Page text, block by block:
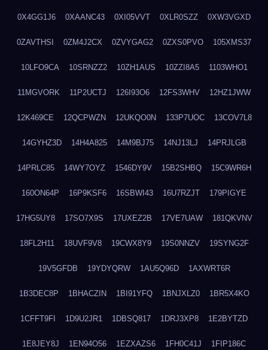
0X4GG1J6 0XAANC43 0XI05VVT 0XLR0SZZ 0XW3VGXD
0ZAVTHSI 0ZM4J2CX 0ZVYGAG2 0ZXS0PVO 105XMS37
10LFO9CA 10SRNZZ2 10ZH1AUS 10ZZI8A5 1103WHO1
11MGVORK 11P2UCTJ 126I93O6 12FS3WHV 12HZ1JWW
12K469CE 12QCPWZN 12UKQO0N 133P7UOC 13COV7L8
14GYHZ3D 14H4A825 14M9BJ75 14NJ13LJ 14PRJLGB
14PRLC85 14WY7OYZ 1546DY9V 15B2SHBQ 15C9WR6H
160ON64P 16P9KSF6 16SBWI43 16U7RZJT 179PIGYE
17HG5UY8 17SO7X9S 17UXEZ2B 17VE7UAW 181QKVNV
18FL2H11 18UVF9V8 19CWX8Y9 19S0NNZV 19SYNG2F
19V5GFDB 19YDYQRW 1AU5Q96D 1AXWRT6R
1B3DEC8P 1BHACZIN 1BI91YFQ 1BNJXLZ0 1BR5X4KO
1CFFT9FI 1D9U2JR1 1DBSQ817 1DRJ3XP8 1E2BYTZD
1E8JEY8J 1EN94O56 1EZXAZS6 1FH0C41J 1FIP186C